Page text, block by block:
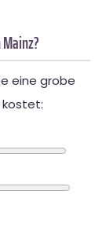
eine grobe
kostet: